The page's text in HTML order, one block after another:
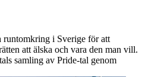
runtomkring i Sverige för att
att älska och vara den man vill.
samling av Pride-tal genom